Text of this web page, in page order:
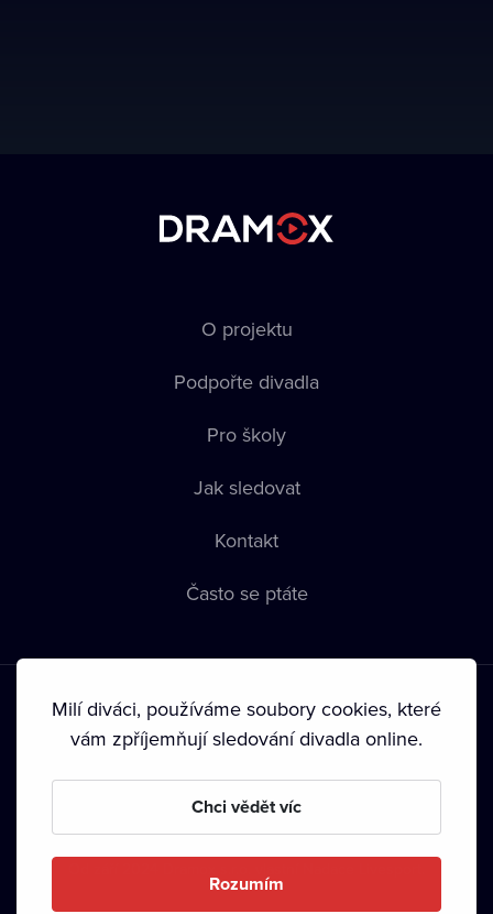
O projektu
Podpořte divadla
Pro školy
Jak sledovat
Kontakt
Často se ptáte
Podmínky používání • Ochrana soukromí • Zásady používání
• Autorská práva•
Milí diváci, používáme soubory cookies, které
vám zpříjemňují sledování divadla online.
Chci vědět víc
Rozumím